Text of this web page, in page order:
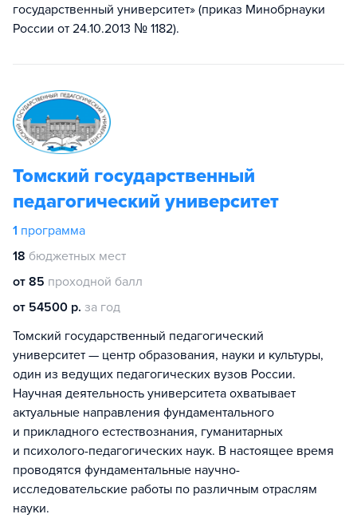
государственный университет» (приказ Минобрнауки
России от 24.10.2013 № 1182).
Томский государственный
педагогический университет
1 программа
18 бюджетных мест
от 85 проходной балл
от 54500 р. за год
Томский государственный педагогический
университет — центр образования, науки и культуры,
один из ведущих педагогических вузов России.
Научная деятельность университета охватывает
актуальные направления фундаментального
и прикладного естествознания, гуманитарных
и психолого-педагогических наук. В настоящее время
проводятся фундаментальные научно-
исследовательские работы по различным отраслям
науки.